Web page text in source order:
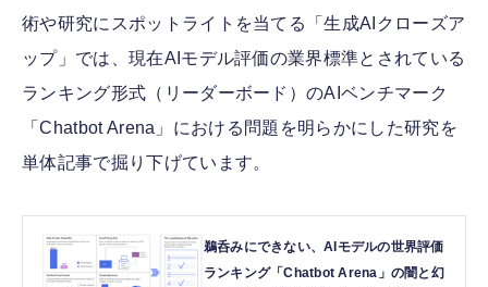
術や研究にスポットライトを当てる「生成AIクローズア
ップ」では、現在AIモデル評価の業界標準とされている
ランキング形式（リーダーボード）のAIベンチマーク
「Chatbot Arena」における問題を明らかにした研究を
単体記事で掘り下げています。
鵜呑みにできない、AIモデルの世界評価
ランキング「Chatbot Arena」の闇と幻